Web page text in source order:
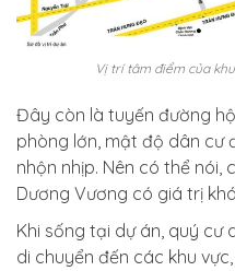
Vị trí tâm điểm của
Đây còn là tuyến đường
phòng lớn, mật độ dân cư
nhộn nhịp. Nên có thể
Dương Vương có giá trị
Khi sống tại dự án, quý cư
di chuyển đến các khu